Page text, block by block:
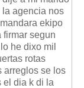
la agencia nos
ekipo
firmar segun
he dixo mil
rotas
arreglos se los
el dia k di la